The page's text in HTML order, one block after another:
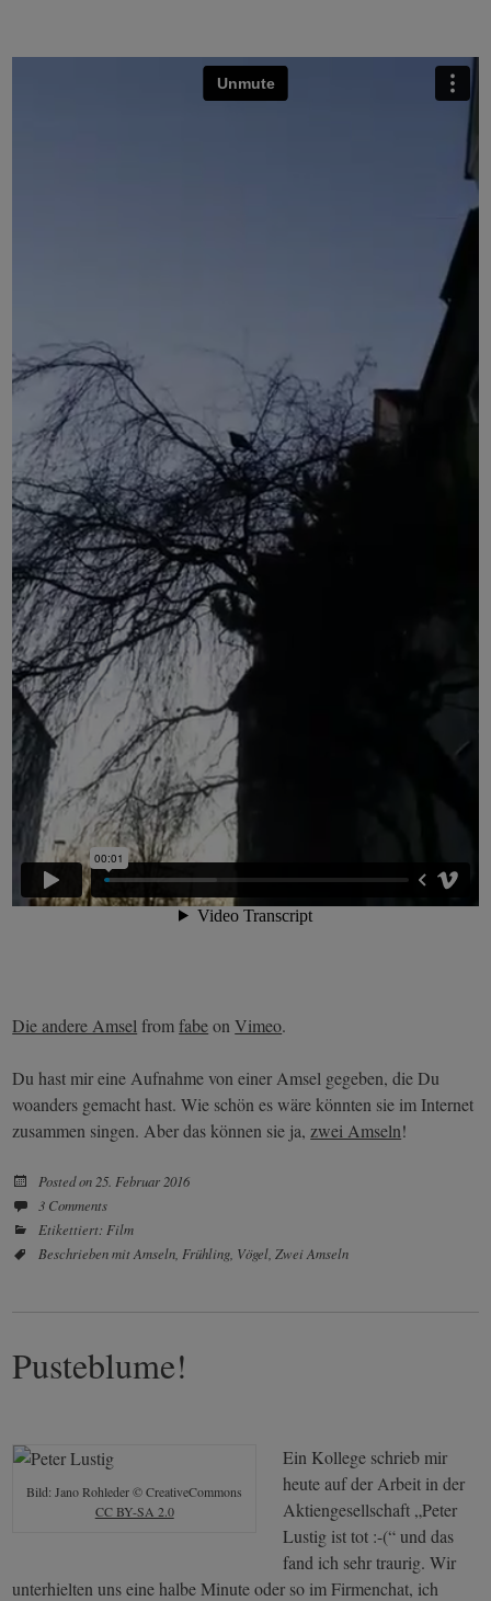
Die andere Amsel fromfabeonVimeo.
Du hast mir eine Aufnahme von einer Amsel gegeben, die Du
woanders gemacht hast. Wie schön es wäre könnten sie im Internet
zusammen singen. Aber das können sie ja, zwei Amseln!
Posted on 25. Februar 2016
3 Comments
Etikettiert: Film
Beschrieben mitAmseln,Frühling, Vögel,Zwei Amseln
Pusteblume!
Bild: Jano Rohleder © CreativeCommons
CC BY-SA 2.0
Ein Kollege schrieb mir
heute auf der Arbeit in der
Aktiengesellschaft „Peter
Lustig ist tot :-(“ und das
fand ich sehr traurig. Wir
unterhielten uns eine halbe Minute oder so im Firmenchat, ich